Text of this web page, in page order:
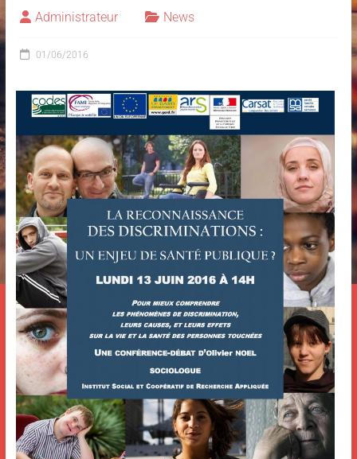
Administrateur News
01/06/2016